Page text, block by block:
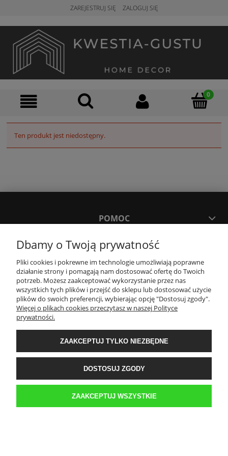
ZAREJESTRUJ SIĘ ZALOGUJ SIĘ
Ten produkt jest niedostępny.
POMOC
TWOJE KONTO
PŁATNOŚCI I DOSTAWA
INFORMACJE
O NAS
Sklep internetowy Kwestia-Gustu | WGRO S.A. Hala K 3 boks 42 | ul.
Franowo 1, 61-302 Poznań |biuro@kwestia-gustu.pl|579 058 158| NIP:
Dbamy o Twoją prywatność
Pliki cookies i pokrewne im technologie umożliwiają poprawne
działanie strony i pomagają nam dostosować ofertę do Twoich
potrzeb. Możesz zaakceptować wykorzystanie przez nas
wszystkich tych plików i przejść do sklepu lub dostosować użycie
plików do swoich preferencji, wybierając opcję "Dostosuj zgody".
Więcej o plikach cookies przeczytasz w naszej Polityce
prywatności.
ZAAKCEPTUJ TYLKO NIEZBĘDNE
DOSTOSUJ ZGODY
ZAAKCEPTUJ WSZYSTKIE